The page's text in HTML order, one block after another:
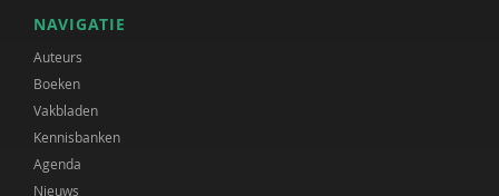
NAVIGATIE
Auteurs
Boeken
Vakbladen
Kennisbanken
Agenda
Nieuws